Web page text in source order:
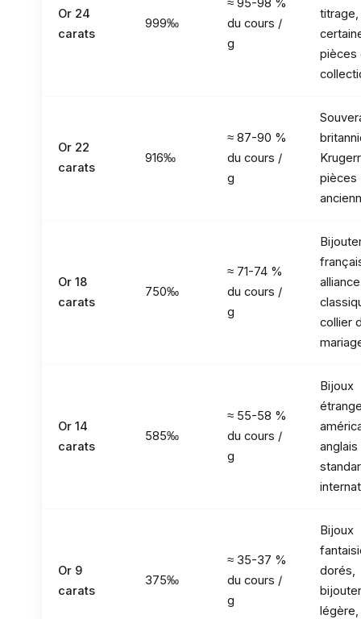
Or 24
carats
999‰
≈ 95-98 %
du cours /
g
titrage,
pièces
Or 22
carats
916‰
≈ 87-90 %
du cours /
g
pièces
Or 18
carats
750‰
≈ 71-74 %
du cours /
g
alliance
collier
Or 14
carats
585‰
≈ 55-58 %
du cours /
g
Bijoux
Or 9
carats
375‰
≈ 35-37 %
du cours /
g
Bijoux
dorés,
légère,